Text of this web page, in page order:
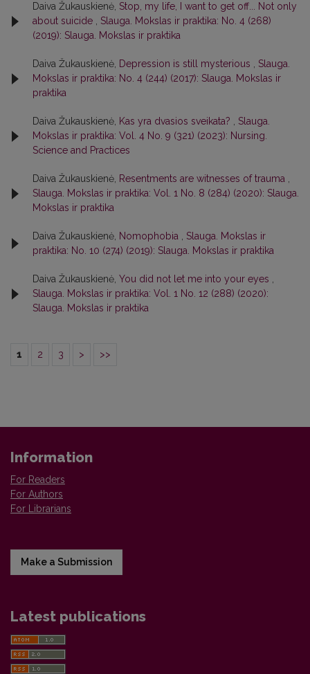
Daiva Žukauskienė, Stop, my life, I want to get off... Not only
about suicide , Slauga. Mokslas ir praktika: No. 4 (268)
(2019): Slauga. Mokslas ir praktika
Daiva Žukauskienė, Depression is still mysterious , Slauga.
Mokslas ir praktika: No. 4 (244) (2017): Slauga. Mokslas ir
praktika
Daiva Žukauskienė, Kas yra dvasios sveikata? , Slauga.
Mokslas ir praktika: Vol. 4 No. 9 (321) (2023): Nursing.
Science and Practices
Daiva Žukauskienė, Resentments are witnesses of trauma ,
Slauga. Mokslas ir praktika: Vol. 1 No. 8 (284) (2020): Slauga.
Mokslas ir praktika
Daiva Žukauskienė, Nomophobia , Slauga. Mokslas ir
praktika: No. 10 (274) (2019): Slauga. Mokslas ir praktika
Daiva Žukauskienė, You did not let me into your eyes ,
Slauga. Mokslas ir praktika: Vol. 1 No. 12 (288) (2020):
Slauga. Mokslas ir praktika
1 2 3 > >>
Information
For Readers
For Authors
For Librarians
Make a Submission
Latest publications